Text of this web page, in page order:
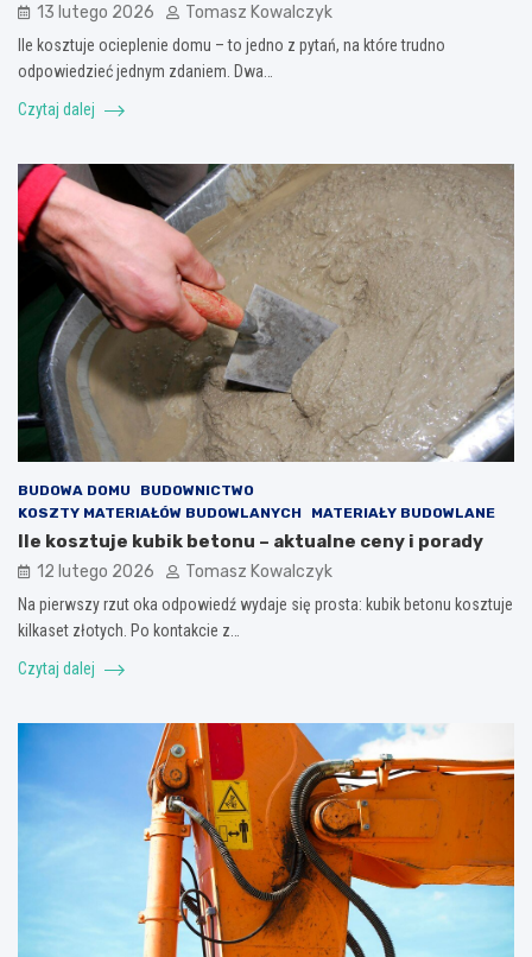
13 lutego 2026 Tomasz Kowalczyk
Ile kosztuje ocieplenie domu – to jedno z pytań, na które trudno
odpowiedzieć jednym zdaniem. Dwa…
Czytaj dalej
BUDOWA DOMU
BUDOWNICTWO
KOSZTY MATERIAŁÓW BUDOWLANYCH
MATERIAŁY BUDOWLANE
Ile kosztuje kubik betonu – aktualne ceny i porady
12 lutego 2026 Tomasz Kowalczyk
Na pierwszy rzut oka odpowiedź wydaje się prosta: kubik betonu kosztuje
kilkaset złotych. Po kontakcie z…
Czytaj dalej